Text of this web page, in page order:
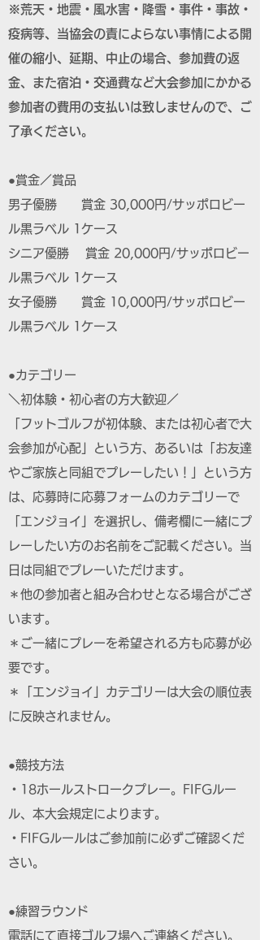
※荒天・地震・風水害・降雪・事件・事故・
疫病等、当協会の責によらない事情による開
催の縮小、延期、中止の場合、参加費の返
金、また宿泊・交通費など大会参加にかかる
参加者の費用の支払いは致しませんので、ご
了承ください。
●賞金／賞品
男子優勝 賞金 30,000円/サッポロビー
ル黒ラベル 1ケース
シニア優勝 賞金 20,000円/サッポロビー
ル黒ラベル 1ケース
女子優勝 賞金 10,000円/サッポロビー
ル黒ラベル 1ケース
●カテゴリー
＼初体験・初心者の方大歓迎／
「フットゴルフが初体験、または初心者で大
会参加が心配」という方、あるいは「お友達
やご家族と同組でプレーしたい！」という方
は、応募時に応募フォームのカテゴリーで
「エンジョイ」を選択し、備考欄に一緒にプ
レーしたい方のお名前をご記載ください。当
日は同組でプレーいただけます。
＊他の参加者と組み合わせとなる場合がござ
います。
＊ご一緒にプレーを希望される方も応募が必
要です。
＊「エンジョイ」カテゴリーは大会の順位表
に反映されません。
●競技方法
・18ホールストロークプレー。FIFGルー
ル、本大会規定によります。
・FIFGルールはご参加前に必ずご確認くだ
さい。
●練習ラウンド
電話にて直接ゴルフ場へご連絡ください。